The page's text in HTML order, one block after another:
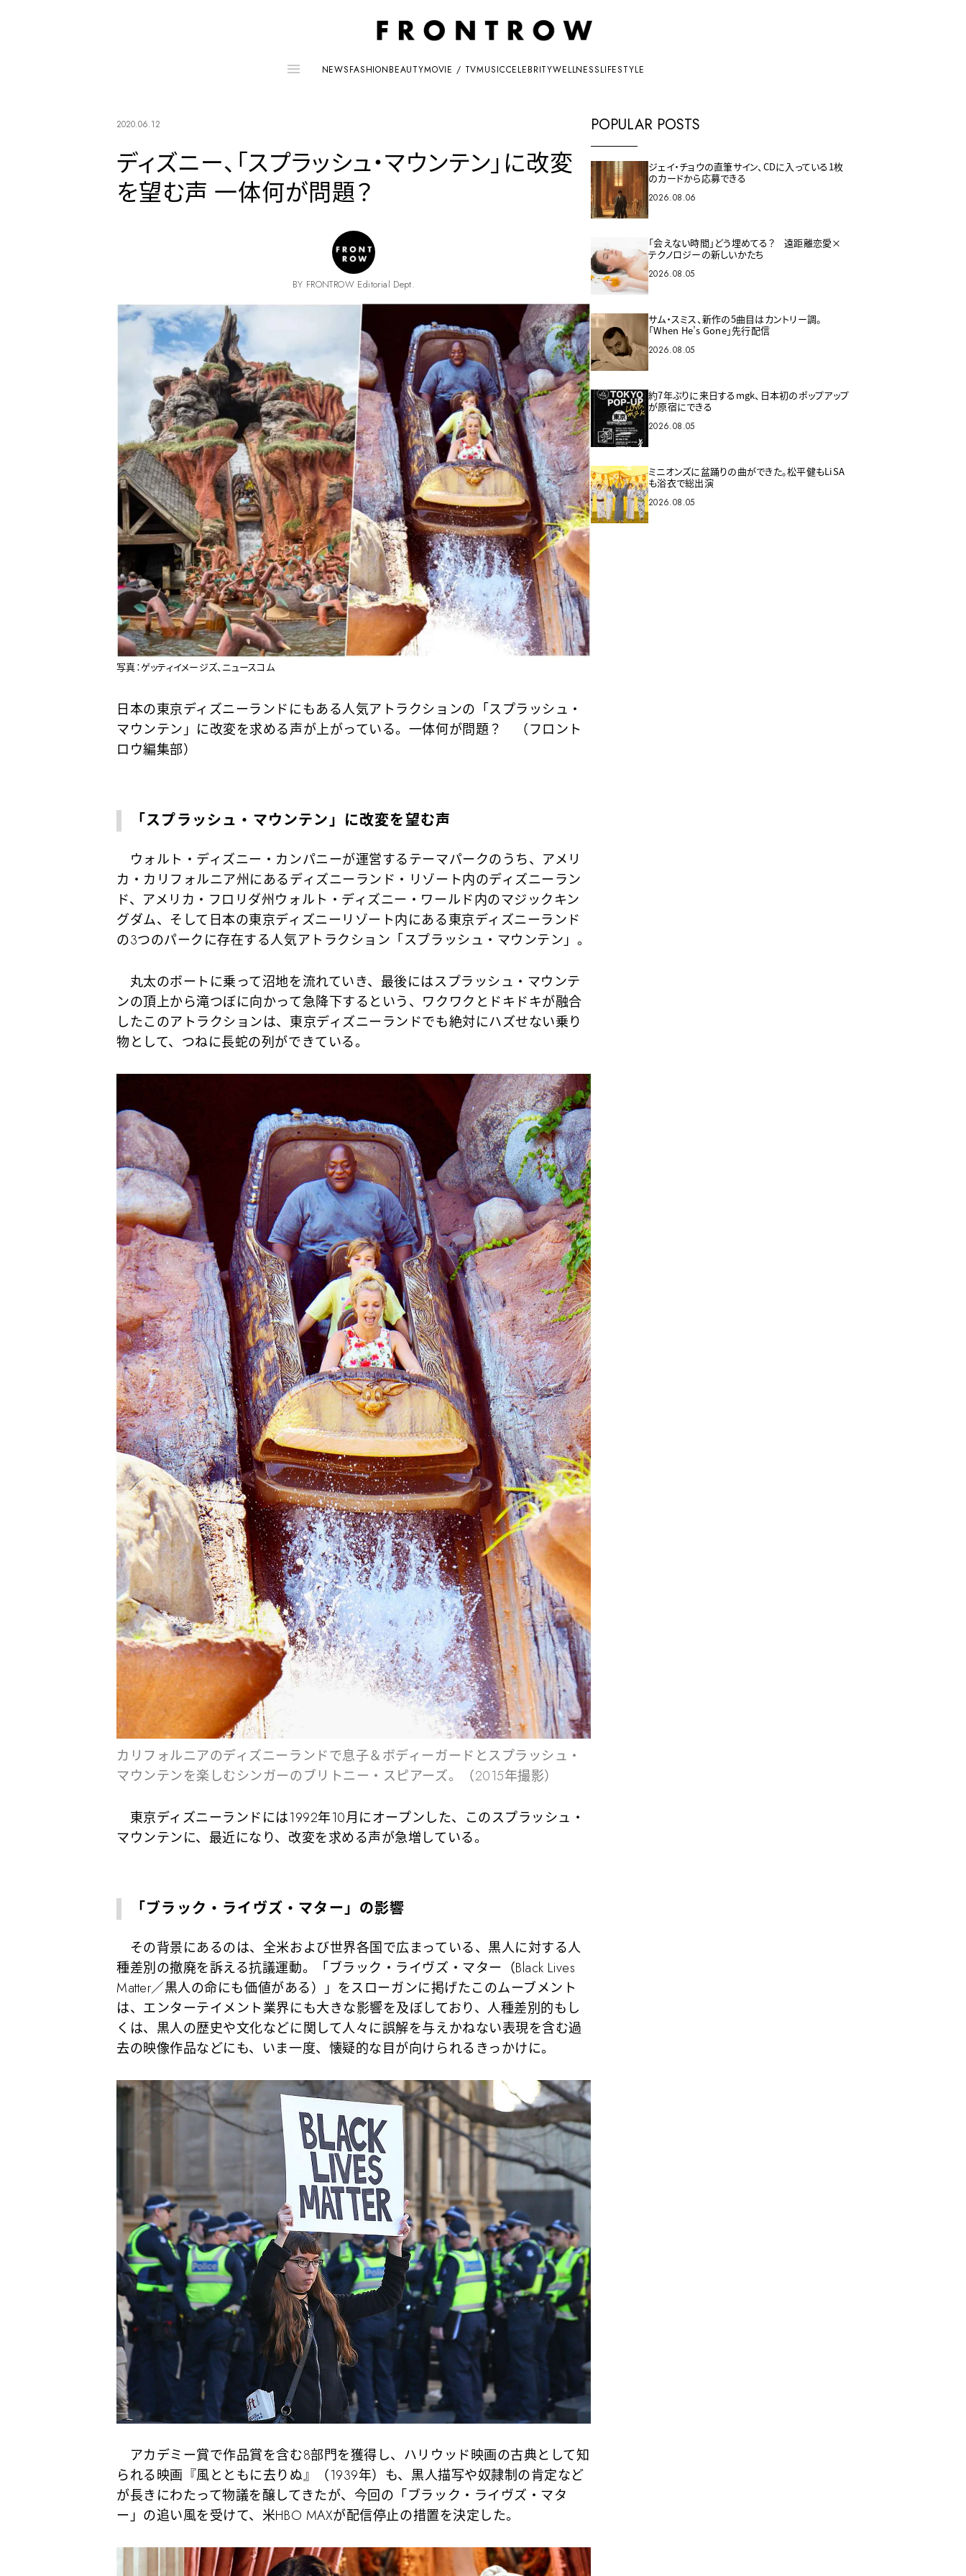
NEWSFASHIONBEAUTYMOVIE / TVMUSICCELEBRITYWELLNESSLIFESTYLE
2020.06.12
ディズニー、「スプラッシュ・マウンテン」に改変
を望む声 一体何が問題？
BY FRONTROW Editorial Dept.
写真：ゲッティイメージズ、ニュースコム
日本の東京ディズニーランドにもある人気アトラクションの「スプラッシュ・
マウンテン」に改変を求める声が上がっている。一体何が問題？ （フロント
ロウ編集部）
「スプラッシュ・マウンテン」に改変を望む声
ウォルト・ディズニー・カンパニーが運営するテーマパークのうち、アメリ
カ・カリフォルニア州にあるディズニーランド・リゾート内のディズニーラン
ド、アメリカ・フロリダ州ウォルト・ディズニー・ワールド内のマジックキン
グダム、そして日本の東京ディズニーリゾート内にある東京ディズニーランド
の3つのパークに存在する人気アトラクション「スプラッシュ・マウンテン」。
丸太のボートに乗って沼地を流れていき、最後にはスプラッシュ・マウンテ
ンの頂上から滝つぼに向かって急降下するという、ワクワクとドキドキが融合
したこのアトラクションは、東京ディズニーランドでも絶対にハズせない乗り
物として、つねに長蛇の列ができている。
カリフォルニアのディズニーランドで息子＆ボディーガードとスプラッシュ・
マウンテンを楽しむシンガーのブリトニー・スピアーズ。（2015年撮影）
東京ディズニーランドには1992年10月にオープンした、このスプラッシュ・
マウンテンに、最近になり、改変を求める声が急増している。
「ブラック・ライヴズ・マター」の影響
その背景にあるのは、全米および世界各国で広まっている、黒人に対する人
種差別の撤廃を訴える抗議運動。「ブラック・ライヴズ・マター（Black Lives
Matter／黒人の命にも価値がある）」をスローガンに掲げたこのムーブメント
は、エンターテイメント業界にも大きな影響を及ぼしており、人種差別的もし
くは、黒人の歴史や文化などに関して人々に誤解を与えかねない表現を含む過
去の映像作品などにも、いま一度、懐疑的な目が向けられるきっかけに。
アカデミー賞で作品賞を含む8部門を獲得し、ハリウッド映画の古典として知
られる映画『風とともに去りぬ』（1939年）も、黒人描写や奴隷制の肯定など
が長きにわたって物議を醸してきたが、今回の「ブラック・ライヴズ・マタ
ー」の追い風を受けて、米HBO MAXが配信停止の措置を決定した。
POPULAR POSTS
ジェイ・チョウの直筆サイン、CDに入っている1枚
のカードから応募できる
2026.08.06
「会えない時間」どう埋めてる？ 遠距離恋愛×
テクノロジーの新しいかたち
2026.08.05
サム・スミス、新作の5曲目はカントリー調。
「When He’s Gone」先行配信
2026.08.05
約7年ぶりに来日するmgk、日本初のポップアップ
が原宿にできる
2026.08.05
ミニオンズに盆踊りの曲ができた。松平健もLiSA
も浴衣で総出演
2026.08.05